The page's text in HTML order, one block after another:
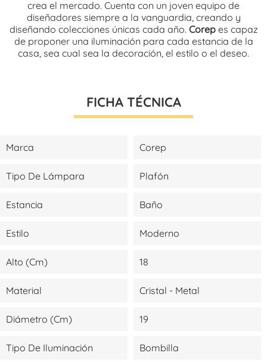
crea el mercado. Cuenta con un joven equipo de
diseñadores siempre a la vanguardia, creando y
diseñando colecciones únicas cada año. Corepes capaz
de proponer una iluminación para cada estancia de la
casa, sea cual sea la decoración, el estilo o el deseo.
FICHA TÉCNICA
Marca Corep
Tipo De Lámpara Plafón
Estancia Baño
Estilo Moderno
Alto (cm) 18
Material Cristal - Metal
Diámetro (cm) 19
Tipo De Iluminación Bombilla